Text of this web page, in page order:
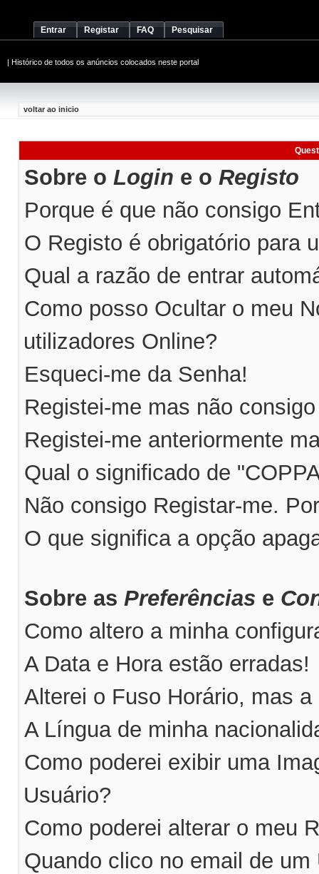
Entrar Registar FAQ Pesquisar
| Histórico de todos os anúncios colocados neste portal
voltar ao inicio
Sobre o Login e o Registo
Porque é que não consigo
O Registo é obrigatório para
Qual a razão de entrar
Como posso Ocultar o meu
utilizadores Online?
Esqueci-me da Senha!
Registei-me mas não
Registei-me anteriormente
Qual o significado de
Não consigo Registar-me.
O que significa a opção
Sobre as Preferências e
Como altero a minha
A Data e Hora estão erradas!
Alterei o Fuso Horário, mas
A Língua de minha
Como poderei exibir uma
Usuário?
Como poderei alterar o meu
Quando clico no email de